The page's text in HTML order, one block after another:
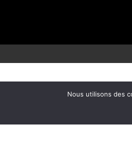
Contrôle et diagnostic des réseaux
Nous utilisons des